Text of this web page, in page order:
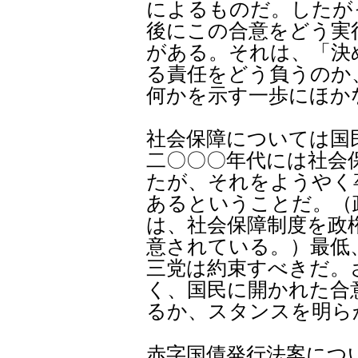
によるものだ。した
後にこの合意をどう
がある。それは、「
る責任をどう負うの
何かを示す一歩にほか
社会保障については
二〇〇〇年代には社会
たが、それをようや
あるということだ。
は、社会保障制度を
意されている。）最
三党は約束すべきだ
く、国民に開かれた
るか、スタンスを明